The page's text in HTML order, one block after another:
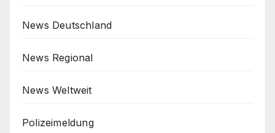
News Deutschland
News Regional
News Weltweit
Polizeimeldung